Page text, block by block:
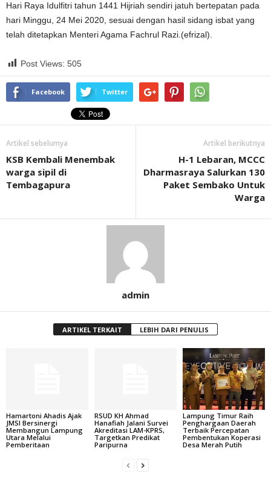
Hari Raya Idulfitri tahun 1441 Hijriah sendiri jatuh bertepatan pada
hari Minggu, 24 Mei 2020, sesuai dengan hasil sidang isbat yang
telah ditetapkan Menteri Agama Fachrul Razi.(efrizal).
Post Views: 505
Facebook Twitter
Artikel sebelumya
KSB Kembali Menembak
warga sipil di
Tembagapura
Artikel berikutnya
H-1 Lebaran, MCCC
Dharmasraya Salurkan 130
Paket Sembako Untuk
Warga
admin
ARTIKEL TERKAIT LEBIH DARI PENULIS
Hamartoni Ahadis Ajak
JMSI Bersinergi
Membangun Lampung
Utara Melalui
Pemberitaan
RSUD KH Ahmad
Hanafiah Jalani Survei
Akreditasi LAM-KPRS,
Targetkan Predikat
Paripurna
Lampung Timur Raih
Penghargaan Daerah
Terbaik Percepatan
Pembentukan Koperasi
Desa Merah Putih